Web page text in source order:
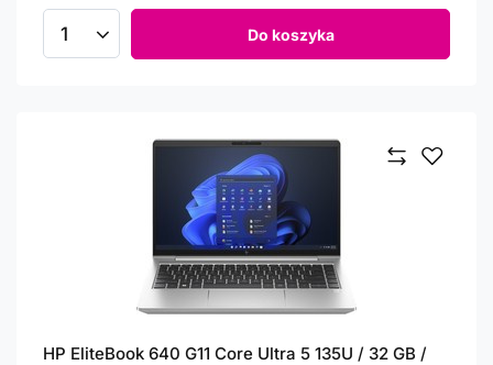
Ilość produktów Do koszyka
HP EliteBook 640 G11 Core Ultra 5 135U / 32 GB /